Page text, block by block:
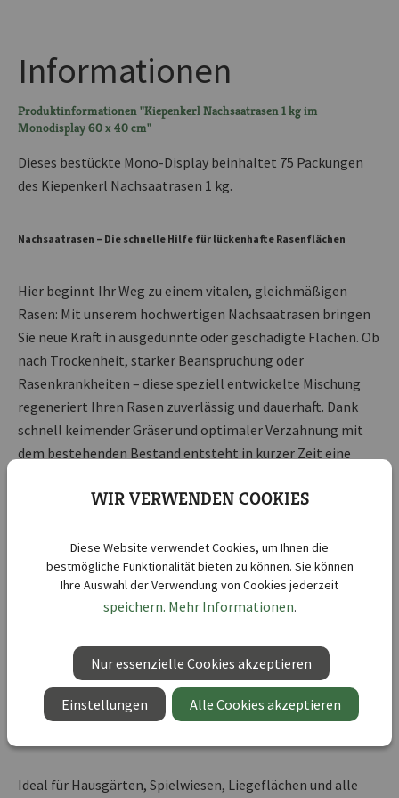
Informationen
Produktinformationen "Kiepenkerl Nachsaatrasen 1 kg im
Monodisplay 60 x 40 cm"
Dieses bestückte Mono-Display beinhaltet 75 Packungen
des Kiepenkerl Nachsaatrasen 1 kg.
Nachsaatrasen – Die schnelle Hilfe für lückenhafte Rasenflächen
Hier beginnt Ihr Weg zu einem vitalen, gleichmäßigen
Rasen: Mit unserem hochwertigen Nachsaatrasen bringen
Sie neue Kraft in ausgedünnte oder geschädigte Flächen. Ob
nach Trockenheit, starker Beanspruchung oder
Rasenkrankheiten – diese speziell entwickelte Mischung
regeneriert Ihren Rasen zuverlässig und dauerhaft. Dank
schnell keimender Gräser und optimaler Verzahnung mit
dem bestehenden Bestand entsteht in kurzer Zeit eine
Farbe. Schließen Sie Lücken effektiv und verleihen Sie Ihrem
dauerhaft gepflegtes Gesamtbild.
Vorteile auf einen Blick:
Für die gezielte Rasenreparatur und Nachsaat
Schnelle Keimung für sichtbare Ergebnisse
Optimale Verbindung mit vorhandenem Rasen
Dichte, belastbare Grasnarbe in mittelgrünem Farbton
Ideal für Hausgärten, Spielwiesen, Liegeflächen und alle
WIR VERWENDEN COOKIES
Diese Website verwendet Cookies, um Ihnen die
bestmögliche Funktionalität bieten zu können. Sie können
Ihre Auswahl der Verwendung von Cookies jederzeit
speichern. Mehr Informationen.
Nur essenzielle Cookies akzeptieren
Einstellungen Alle Cookies akzeptieren